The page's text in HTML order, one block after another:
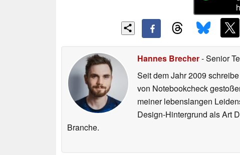
Hannes Brecher- Senior
Seit dem Jahr 2009
von Notebookcheck
meiner lebenslangen
Design-Hintergrund als Art
Branche.